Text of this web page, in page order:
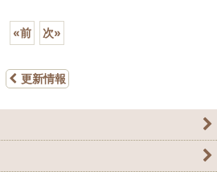
«前 次»
更新情報